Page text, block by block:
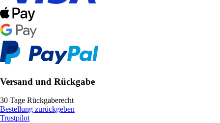
Versand und Rückgabe
30 Tage Rückgaberecht
Bestellung zurückgeben
Trustpilot